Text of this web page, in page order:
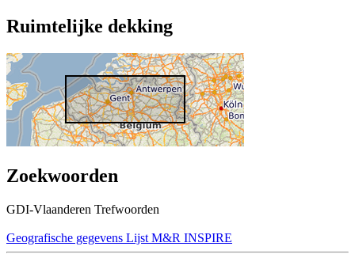
Ruimtelijke dekking
Zoekwoorden
GDI-Vlaanderen Trefwoorden
Geografische gegevens Lijst M&R INSPIRE